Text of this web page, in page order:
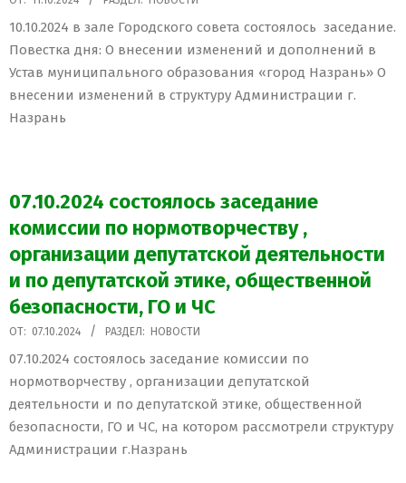
10-
11
10.10.2024 в зале Городского совета состоялось заседание.
Повестка дня: О внесении изменений и дополнений в
Устав муниципального образования «город Назрань» О
внесении изменений в структуру Администрации г.
Назрань
07.10.2024 состоялось заседание
комиссии по нормотворчеству ,
организации депутатской деятельности
и по депутатской этике, общественной
безопасности, ГО и ЧС
2024-
10-
07
ОТ: 07.10.2024 РАЗДЕЛ: НОВОСТИ
07.10.2024 состоялось заседание комиссии по
нормотворчеству , организации депутатской
деятельности и по депутатской этике, общественной
безопасности, ГО и ЧС, на котором рассмотрели структуру
Администрации г.Назрань